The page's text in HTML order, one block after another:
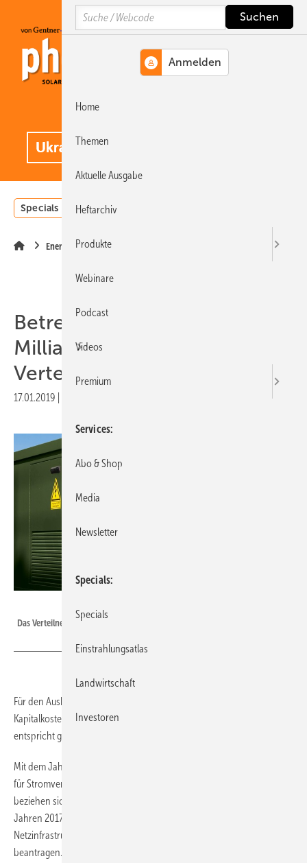
Hauptinhalt
Hauptmenü
SiteSearch
Specials Einstrahlungsatlas
Energiewende
Betreiber investieren zehn
Milliarden Euro in
Verteilnetze
17.01.2019
Das Verteilnetz braucht mehr smarte Investitionen.
Für den Ausbau des Stromverteilernetzes hat die Bundesnetzagentur
Kapitalkostenaufschläge von etwa 900 Millionen Euro genehmigt. Dies
entspricht geplanten Investitionen von rund 10,4 Milliarden Euro.
Mit dem Jahresbeginn 2019 wurden erstmals Kapitalkostenaufschläge
für Stromverteilernetze von der Bundesnetzagentur erteilt. Die
beziehen sich auf durchgeführte oder geplante Investitionen in den
Jahren 2017, 2018 und 2019. Betreiber können für Investitionen in die
Netzinfrastruktur Aufschläge auf die sogenannte Erlösobergrenze
beantragen. Sie umfassen alle Netzkosten plus einer Verzinsung des
Search
Home
Themen
Aktuelle Ausgabe
Heftarchiv
Produkte
Webinare
Podcast
Videos
Premium
Services
Abo & Shop
Media
Newsletter
Specials
Specials
Einstrahlungsatlas
Landwirtschaft
Investoren